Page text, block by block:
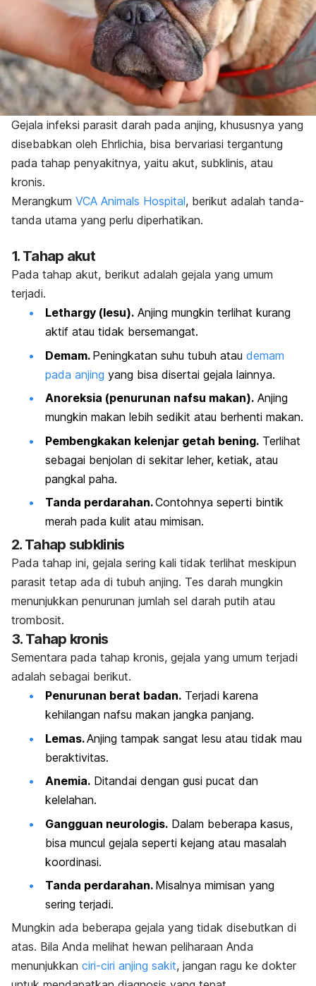
Gejala infeksi parasit darah pada anjing, khususnya yang
disebabkan oleh Ehrlichia, bisa bervariasi tergantung
pada tahap penyakitnya, yaitu akut, subklinis, atau
kronis.
Merangkum VCA Animals Hospital, berikut adalah tanda-
tanda utama yang perlu diperhatikan.
1. Tahap akut
Pada tahap akut, berikut adalah gejala yang umum
terjadi.
Lethargy (lesu). Anjing mungkin terlihat kurang
aktif atau tidak bersemangat.
Demam. Peningkatan suhu tubuh atau demam
pada anjing yang bisa disertai gejala lainnya.
Anoreksia (penurunan nafsu makan). Anjing
mungkin makan lebih sedikit atau berhenti makan.
Pembengkakan kelenjar getah bening. Terlihat
sebagai benjolan di sekitar leher, ketiak, atau
pangkal paha.
Tanda perdarahan.Contohnya seperti bintik
merah pada kulit atau mimisan.
2. Tahap subklinis
Pada tahap ini, gejala sering kali tidak terlihat meskipun
parasit tetap ada di tubuh anjing. Tes darah mungkin
menunjukkan penurunan jumlah sel darah putih atau
trombosit.
3. Tahap kronis
Sementara pada tahap kronis, gejala yang umum terjadi
adalah sebagai berikut.
Penurunan berat badan. Terjadi karena
kehilangan nafsu makan jangka panjang.
Lemas.Anjing tampak sangat lesu atau tidak mau
beraktivitas.
Anemia. Ditandai dengan gusi pucat dan
kelelahan.
Gangguan neurologis. Dalam beberapa kasus,
bisa muncul gejala seperti kejang atau masalah
koordinasi.
Tanda perdarahan. Misalnya mimisan yang
sering terjadi.
Mungkin ada beberapa gejala yang tidak disebutkan di
atas. Bila Anda melihat hewan peliharaan Anda
menunjukkan ciri-ciri anjing sakit, jangan ragu ke dokter